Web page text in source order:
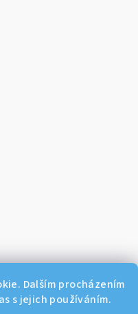
Dalším procházením
s jejich používáním.